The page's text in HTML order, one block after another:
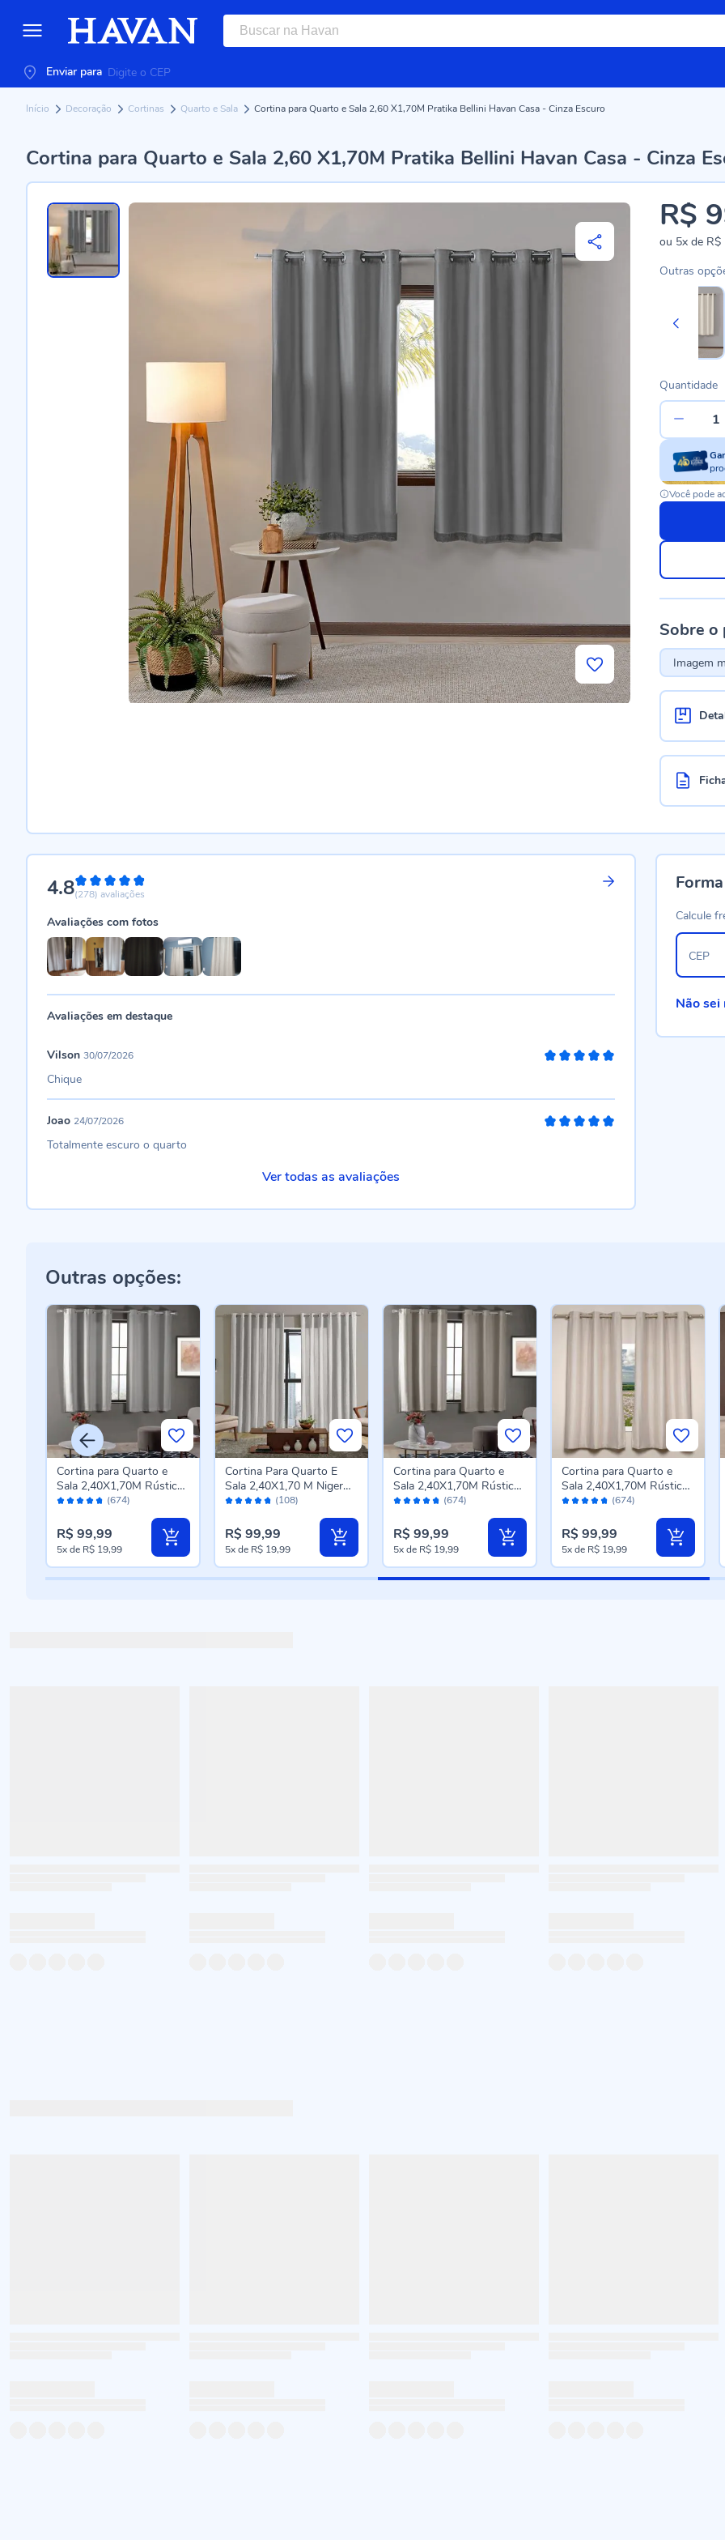
Enviar para
Início Decoração Cortinas Quarto e Sala Cortina para Quarto e Sala 2,60 X1,70M Pratika Bellini Havan Casa - Cinza Escuro
Cortina para Quarto e Sala 2,60 X1,70M Pratika Bellini Havan Casa - Cinza
R$
ou 5xde R$
Outras
Quantidade
Você pode
Sobre o
Imagem
4.896%
(278) avaliações
Avaliações com fotos
Avaliações em destaque
Vilson 30/07/2026
Chique
Joao 24/07/2026
Totalmente escuro o quarto
Ver todas as avaliações
Calcule
CEP
Não sei
Outras opções:
Avaliação: (674)
Cortina para Quarto e
Sala 2,40X1,70M Rústica
Veneza Havan Casa -
R$ 99,99
5xde R$ 19,99
Avaliação: (108)
Cortina Para Quarto E
Sala 2,40X1,70 M Niger
Havan Casa - Branca
R$ 99,99
5xde R$ 19,99
Avaliação: (674)
Cortina para Quarto e
Sala 2,40X1,70M Rústica
Veneza Havan Casa -
R$ 99,99
5xde R$ 19,99
Avaliação: (674)
Cortina para Quarto e
Sala 2,40X1,70M Rústica
Veneza Havan Casa -
R$ 99,99
5xde R$ 19,99